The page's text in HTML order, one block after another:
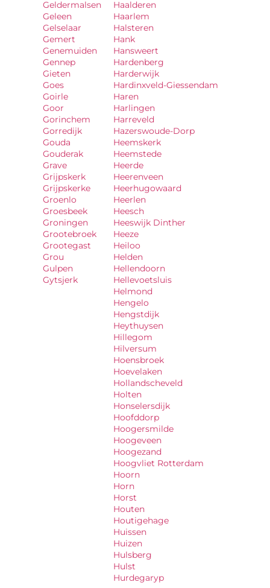
Geldermalsen
Geleen
Gelselaar
Gemert
Genemuiden
Gennep
Gieten
Goes
Goirle
Goor
Gorinchem
Gorredijk
Gouda
Gouderak
Grave
Grijpskerk
Grijpskerke
Groenlo
Groesbeek
Groningen
Grootebroek
Grootegast
Grou
Gulpen
Gytsjerk
Haalderen
Haarlem
Halsteren
Hank
Hansweert
Hardenberg
Harderwijk
Hardinxveld-Giessendam
Haren
Harlingen
Harreveld
Hazerswoude-Dorp
Heemskerk
Heemstede
Heerde
Heerenveen
Heerhugowaard
Heerlen
Heesch
Heeswijk Dinther
Heeze
Heiloo
Helden
Hellendoorn
Hellevoetsluis
Helmond
Hengelo
Hengstdijk
Heythuysen
Hillegom
Hilversum
Hoensbroek
Hoevelaken
Hollandscheveld
Holten
Honselersdijk
Hoofddorp
Hoogersmilde
Hoogeveen
Hoogezand
Hoogvliet Rotterdam
Hoorn
Horn
Horst
Houten
Houtigehage
Huissen
Huizen
Hulsberg
Hulst
Hurdegaryp